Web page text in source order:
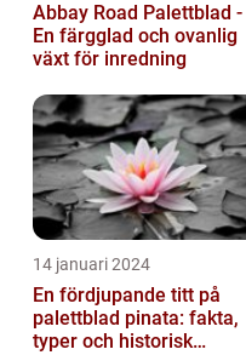
Abbay Road Palettblad -
En färgglad och ovanlig
växt för inredning
14 januari 2024
En fördjupande titt på
palettblad pinata: fakta,
typer och historisk